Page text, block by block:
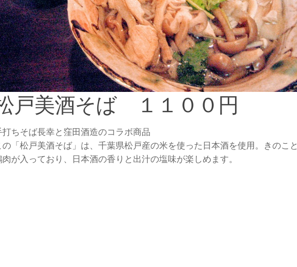
戸美酒そば １１００円
打ちそば長幸と窪田酒造のコラボ商品
の「松戸美酒そば」は、千葉県松戸産の米を使った日本酒を使用。きのこと
肉が入っており、日本酒の香りと出汁の塩味が楽しめます。